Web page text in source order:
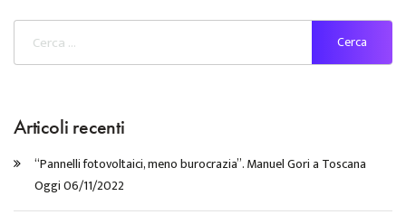
Articoli recenti
“Pannelli fotovoltaici, meno burocrazia”. Manuel Gori a Toscana
Oggi 06/11/2022